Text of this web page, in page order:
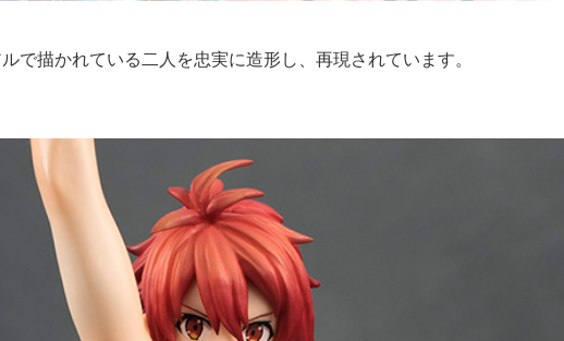
で描かれている二人を忠実に造形し、再現されています。